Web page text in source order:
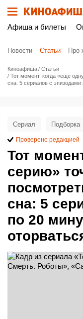
Афиша и билеты
Новости Статьи Про
Киноафиша
Статьи
Тот момент, когда «еще
сна: 5 сериалов с эпизодами
Тот
серию»
сна: 5
по 20
Сериал Подборка
Проверено редакцией